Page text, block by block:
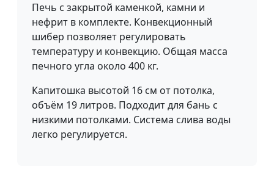
Печь с закрытой каменкой, камни и
нефрит в комплекте. Конвекционный
шибер позволяет регулировать
температуру и конвекцию. Общая масса
печного угла около 400 кг.
Капитошка высотой 16 см от потолка,
объём 19 литров. Подходит для бань с
низкими потолками. Система слива воды
легко регулируется.